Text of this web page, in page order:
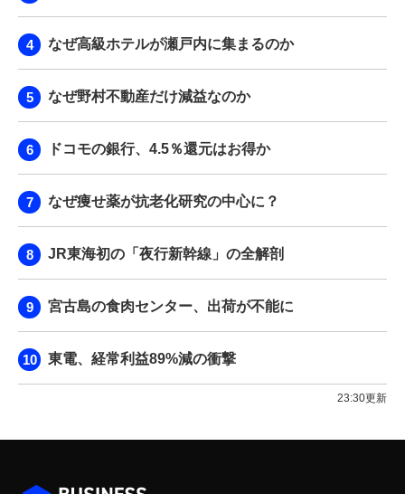
なぜ高級ホテルが瀬戸内に集まるのか
なぜ野村不動産だけ減益なのか
ドコモの銀行、4.5％還元はお得か
なぜ痩せ薬が抗老化研究の中心に？
JR東海初の「夜行新幹線」の全解剖
宮古島の食肉センター、出荷が不能に
東電、経常利益89%減の衝撃
23:30更新